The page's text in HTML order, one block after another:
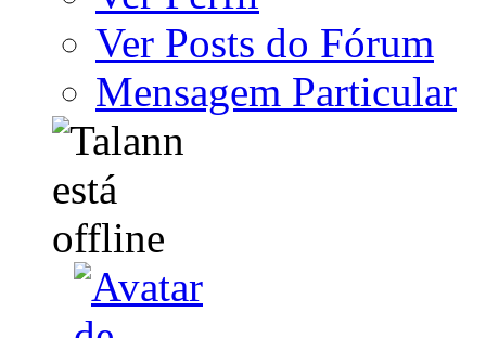
Ver Posts do Fórum
Mensagem Particular